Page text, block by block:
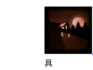
具